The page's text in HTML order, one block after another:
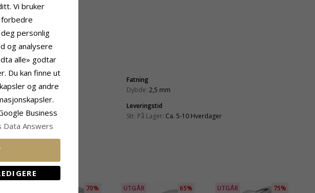
10,6 mm
1,8 mm
1,4 mm
1,2 mm
Fatning
Dybde: 2,5 mm
Leveringstid
Str. På Lager: Ca. 5-10 Hverdager
70% UTGÅR 65% UTGÅR 75%
Vi bruker
personlig
og analysere
alle» godtar
Du kan finne ut
og andre
Business
Data Answers